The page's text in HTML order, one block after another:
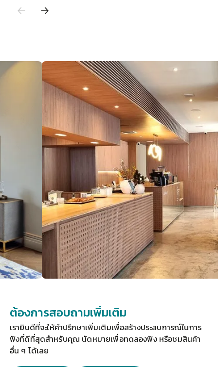
ต้องการสอบถามเพิ่มเติม
เรายินดีที่จะให้คำปรึกษาเพิ่มเติมเพื่อสร้างประสบการณ์ในการ
ฟังที่ดีที่สุดสำหรับคุณ นัดหมายเพื่อทดลองฟัง หรือชมสินค้า
อื่น ๆ ได้เลย